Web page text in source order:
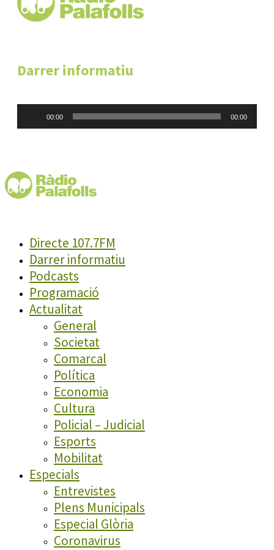
Darrer informatiu
00:00 00:00
Directe 107.7FM
Darrer informatiu
Podcasts
Programació
Actualitat
General
Societat
Comarcal
Política
Economia
Cultura
Policial – Judicial
Esports
Mobilitat
Especials
Entrevistes
Plens Municipals
Especial Glòria
Coronavirus